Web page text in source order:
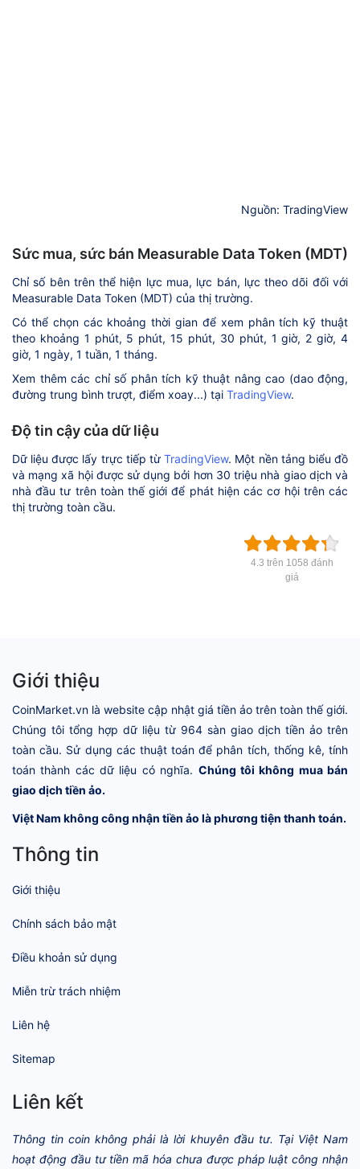
Nguồn: TradingView
Sức mua, sức bán Measurable Data Token (MDT)
Chỉ số bên trên thể hiện lực mua, lực bán, lực theo dõi đối với
Measurable Data Token (MDT) của thị trường.
Có thể chọn các khoảng thời gian để xem phân tích kỹ thuật
theo khoảng 1 phút, 5 phút, 15 phút, 30 phút, 1 giờ, 2 giờ, 4
giờ, 1 ngày, 1 tuần, 1 tháng.
Xem thêm các chỉ số phân tích kỹ thuật nâng cao (dao động,
đường trung bình trượt, điểm xoay...) tại TradingView.
Độ tin cậy của dữ liệu
Dữ liệu được lấy trực tiếp từTradingView. Một nền tảng biểu đồ
và mạng xã hội được sử dụng bởi hơn 30 triệu nhà giao dịch và
nhà đầu tư trên toàn thế giới để phát hiện các cơ hội trên các
thị trường toàn cầu.
4.3 trên 1058 đánh
giá
Giới thiệu
CoinMarket.vn là website cập nhật giá tiền ảo trên toàn thế giới.
Chúng tôi tổng hợp dữ liệu từ 964 sàn giao dịch tiền ảo trên
toàn cầu. Sử dụng các thuật toán để phân tích, thống kê, tính
toán thành các dữ liệu có nghĩa. Chúng tôi không mua bán
giao dịch tiền ảo.
Việt Nam không công nhận tiền ảo là phương tiện thanh toán.
Thông tin
Giới thiệu
Chính sách bảo mật
Điều khoản sử dụng
Miễn trừ trách nhiệm
Liên hệ
Sitemap
Liên kết
Thông tin coin không phải là lời khuyên đầu tư. Tại Việt Nam
hoạt động đầu tư tiền mã hóa chưa được pháp luật công nhận